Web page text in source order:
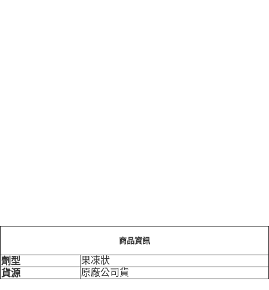
商品資訊
劑型
果凍狀
貨源
原廠公司貨